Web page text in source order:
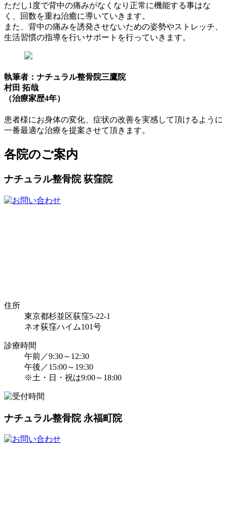
ただし1度で背中の痛みがなくなり正常に機能する事はな
く、回数を重ね治癒に導いていきます。
また、背中の痛みを誘発させないための姿勢やストレッチ、
生活習慣の指導を行いサポートを行っていきます。
執筆者：ナチュラル整骨院三鷹院
村田 拓哉
（治療家歴4年）
患者様にお身体の変化、症状の改善を実感して頂けるように
一番最適な治療を提案させて頂きます。
各院のご案内
ナチュラル整骨院 荻窪院
住所
東京都杉並区荻窪5-22-1
ネオ荻窪ハイム101号
診療時間
午前／9:30～12:30
午後／15:00～19:30
※土・日・祝は9:00～18:00
ナチュラル整骨院 永福町院